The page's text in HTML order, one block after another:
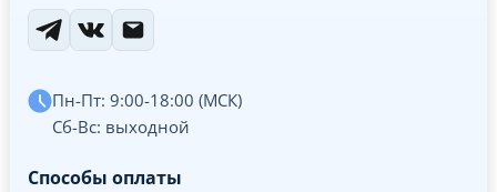
Пн-Пт: 9:00-18:00 (МСК)
Сб-Вс: выходной
Способы оплаты